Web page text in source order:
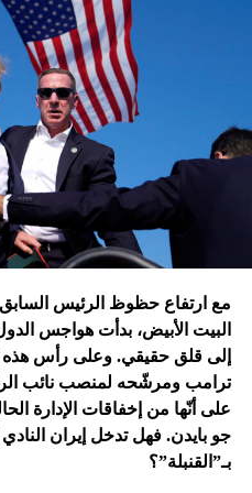
ترامب الذي أكّد
التي اندلعت في
يضغط على
في غزة
إدارة بايدن ونهاية منظومة..
فتح باباً كبيراً على تحوّلات
إسرائيل معها، أبرزها:
مع ارتفاع حظوظ الرئيس السابق
البيت الأبيض، بدأت هواجس
إلى قلق حقيقي. وعلى رأس هذه
ترامب ومرشّحه لمنصب نائب
على أنّها من إخفاقات الإدارة
جو بايدن. فهل تدخل إيران
بـ”القنبلة”؟